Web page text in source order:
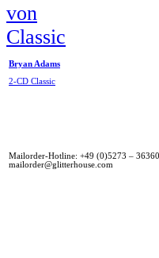
Bryan Adams
2-CD Classic
Mailorder-Hotline: +49 (0)5273 –
mailorder@glitterhouse.com